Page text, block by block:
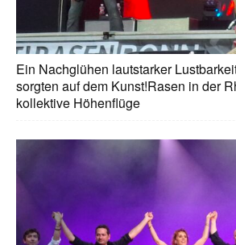
Ein Nachglühen lautstarker
sorgten auf dem Kunst!Rasen in der
kollektive Höhenflüge